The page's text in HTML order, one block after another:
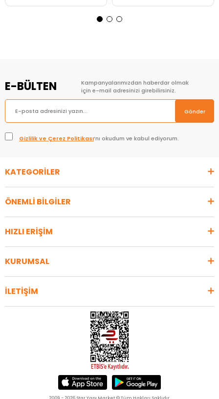
E-BÜLTEN
Kampanyalarımızdan haberdar olmak
için e-mail adresinizi girebilirsiniz.
Gönder
Gizlilik ve Çerez Politikası’nı okudum ve kabul ediyorum.
KATEGORİLER
ÖNEMLİ BİLGİLER
HIZLI ERİŞİM
KURUMSAL
İLETİŞİM